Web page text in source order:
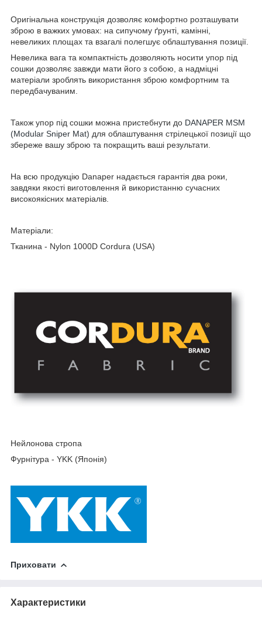
Оригінальна конструкція дозволяє комфортно розташувати
зброю в важких умовах: на сипучому ґрунті, камінні,
невеликих площах та взагалі полегшує облаштування позиції.
Невелика вага та компактність дозволяють носити упор під
сошки дозволяє завжди мати його з собою, а надміцні
матеріали зроблять використання зброю комфортним та
передбачуваним.
Також упор під сошки можна пристебнути до DANAPER MSM
(Modular Sniper Mat) для облаштування стрілецької позиції що
збереже вашу зброю та покращить ваші результати.
На всю продукцію Danaper надається гарантія два роки,
завдяки якості виготовлення й використанню сучасних
високоякісних матеріалів.
Матеріали:
Тканина - Nylon 1000D Cordura (USA)
Нейлонова стропа
Фурнітура - YKK (Японія)
Приховати
Характеристики